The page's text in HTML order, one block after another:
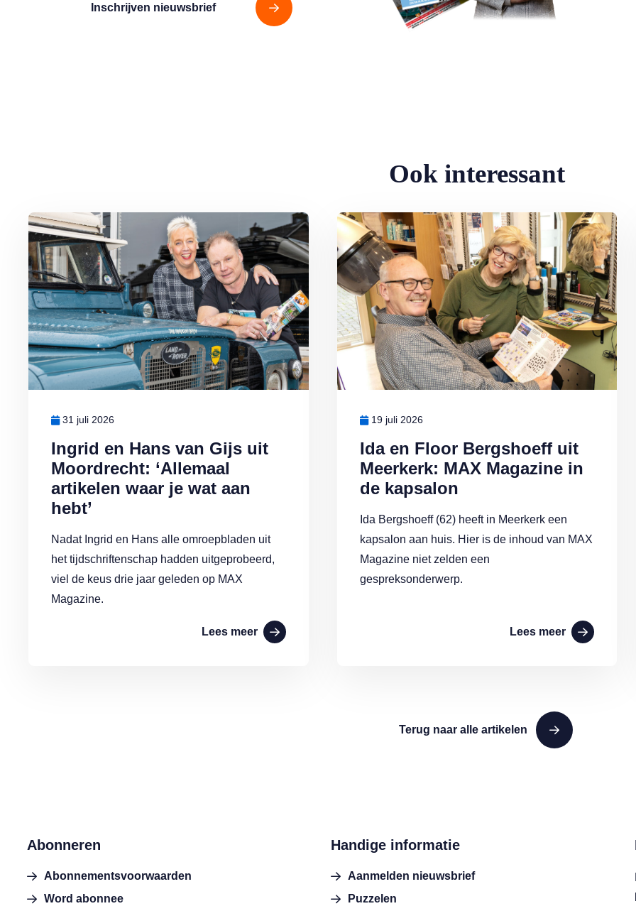
Inschrijven nieuwsbrief
Ook interessant
Ingrid en Hans van Gijs uit
Moordrecht: ‘Allemaal
artikelen waar je wat aan
hebt’
31 juli 2026
Nadat Ingrid en Hans alle omroepbladen uit
het tijdschriftenschap hadden uitgeprobeerd,
viel de keus drie jaar geleden op MAX
Magazine.
Lees meer
Lees meer over Ingrid en Hans van Gijs uit Moordrecht: ‘Allemaal artikelen waar je wat aan hebt’
Ida en Floor Bergshoeff uit
Meerkerk: MAX Magazine in
de kapsalon
19 juli 2026
Ida Bergshoeff (62) heeft in Meerkerk een
kapsalon aan huis. Hier is de inhoud van MAX
Magazine niet zelden een
gespreksonderwerp.
Lees meer
Lees meer over Ida en Floor Bergshoeff uit Meerkerk: MAX
Terug naar alle artikelen
Abonneren
Abonnementsvoorwaarden
Word abonnee
Handige informatie
Aanmelden nieuwsbrief
Puzzelen